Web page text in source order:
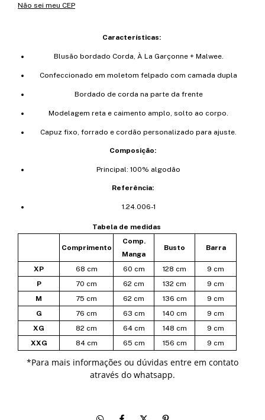
Não sei meu CEP
Características:
Blusão bordado Corda, À La Garçonne + Malwee.
Confeccionado em moletom felpado com camada dupla
Bordado de corda na parte da frente
Modelagem reta e caimento amplo, solto ao corpo.
Capuz fixo, forrado e cordão personalizado para ajuste.
Composição:
Principal: 100% algodão
Referência:
1.24.006-1
Tabela de medidas
Comprimento
Comp.
Manga
Busto Barra
XP 68 cm 60 cm 128 cm
9 cm
P
70 cm 62 cm 132 cm
9 cm
M
75 cm 62 cm 136 cm
9 cm
G
76 cm 63 cm 140 cm
9 cm
XG
82 cm 64 cm 148 cm
9 cm
XXG
84 cm 65 cm 156 cm 9 cm
*Para mais informações ou dúvidas entre em contato
através do whatsapp.